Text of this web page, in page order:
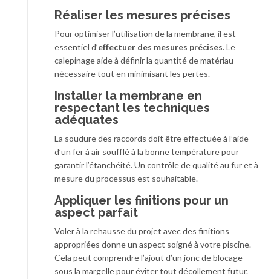
Réaliser les mesures précises
Pour optimiser l’utilisation de la membrane, il est
essentiel d’effectuer des mesures précises. Le
calepinage aide à définir la quantité de matériau
nécessaire tout en minimisant les pertes.
Installer la membrane en
respectant les techniques
adéquates
La soudure des raccords doit être effectuée à l’aide
d’un fer à air soufflé à la bonne température pour
garantir l’étanchéité. Un contrôle de qualité au fur et à
mesure du processus est souhaitable.
Appliquer les finitions pour un
aspect parfait
Voler à la rehausse du projet avec des finitions
appropriées donne un aspect soigné à votre piscine.
Cela peut comprendre l’ajout d’un jonc de blocage
sous la margelle pour éviter tout décollement futur.